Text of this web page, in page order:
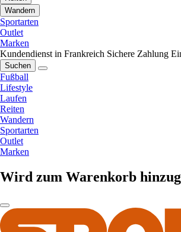
Wandern
Sportarten
Outlet
Marken
Kundendienst in Frankreich Sichere Zahlung
Suchen
Fußball
Lifestyle
Laufen
Reiten
Wandern
Sportarten
Outlet
Marken
Wird zum Warenkorb